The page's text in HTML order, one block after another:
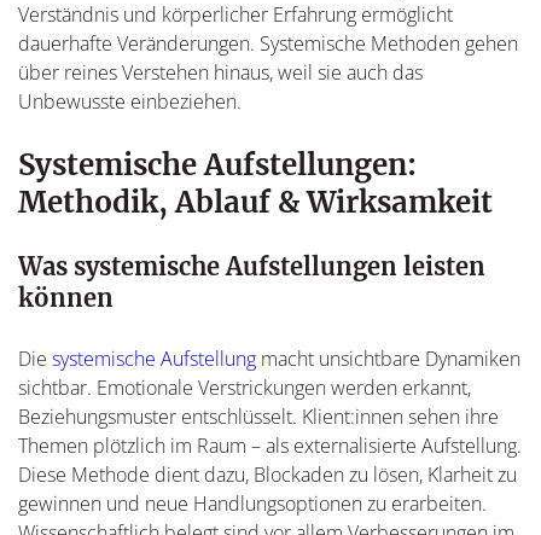
Verständnis und körperlicher Erfahrung ermöglicht
dauerhafte Veränderungen. Systemische Methoden gehen
über reines Verstehen hinaus, weil sie auch das
Unbewusste einbeziehen.
Systemische Aufstellungen:
Methodik, Ablauf & Wirksamkeit
Was systemische Aufstellungen leisten
können
Die systemische Aufstellung macht unsichtbare Dynamiken
sichtbar. Emotionale Verstrickungen werden erkannt,
Beziehungsmuster entschlüsselt. Klient:innen sehen ihre
Themen plötzlich im Raum – als externalisierte Aufstellung.
Diese Methode dient dazu, Blockaden zu lösen, Klarheit zu
gewinnen und neue Handlungsoptionen zu erarbeiten.